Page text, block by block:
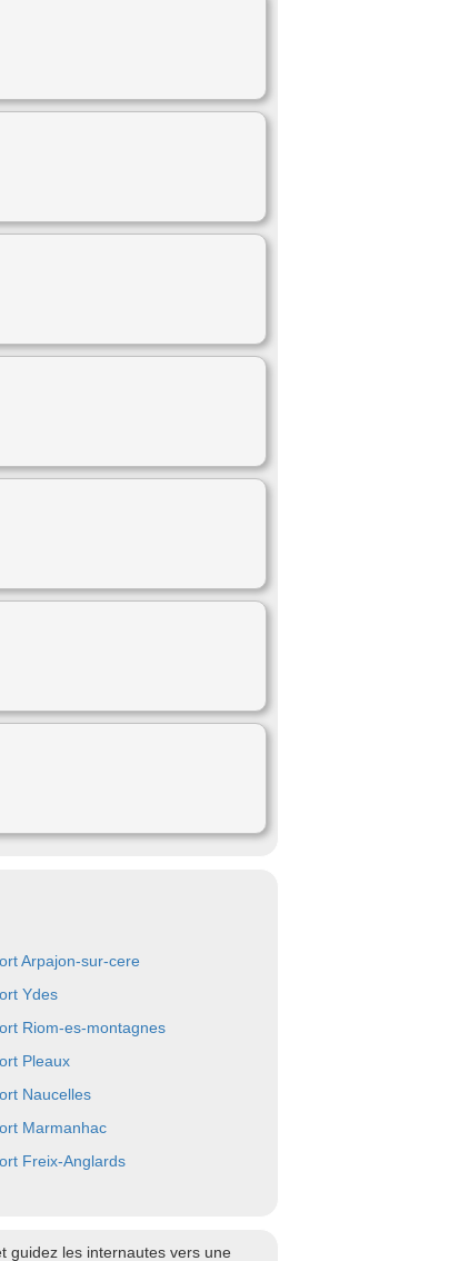
Arpajon-sur-cere
Ydes
Riom-es-montagnes
Pleaux
Naucelles
Marmanhac
Freix-Anglards
guidez les internautes vers une